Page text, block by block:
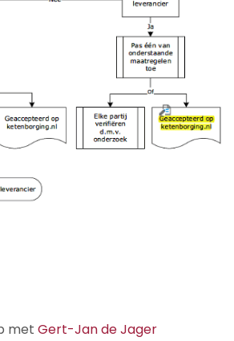
met Gert-Jan de Jager